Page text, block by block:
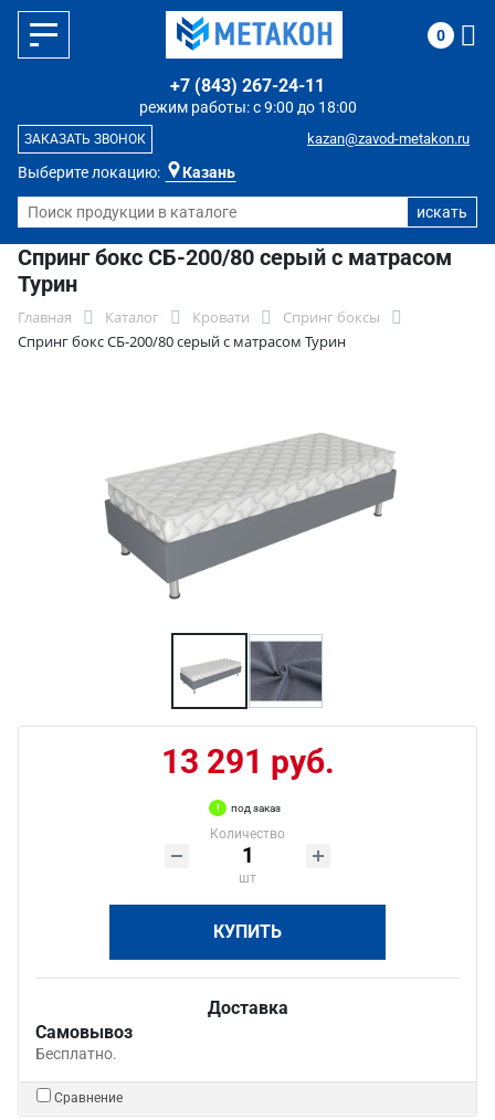
Выберите локацию: Казань
режим работы: с 9:00 до 18:00
+7 (843) 267-24-11
kazan@zavod-metakon.ru
ЗАКАЗАТЬ ЗВОНОК
0
Спринг бокс СБ-200/80 серый с матрасом
Турин
Главная Каталог Кровати
Спринг боксы
Спринг бокс СБ-200/80 серый с матрасом Турин
13 291 руб.
под заказ
Количество
шт
КУПИТЬ
Доставка
Самовывоз
Бесплатно.
Сравнение